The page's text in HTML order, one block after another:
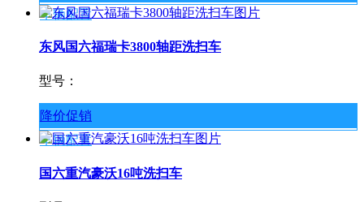
车辆配置
东风国六福瑞卡3800轴距洗扫车
型号：
降价促销
车辆配置
国六重汽豪沃16吨洗扫车